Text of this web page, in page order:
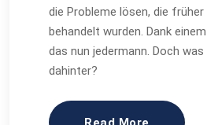
die Probleme lösen, die früher
behandelt wurden. Dank
das nun jedermann. Doch
dahinter?